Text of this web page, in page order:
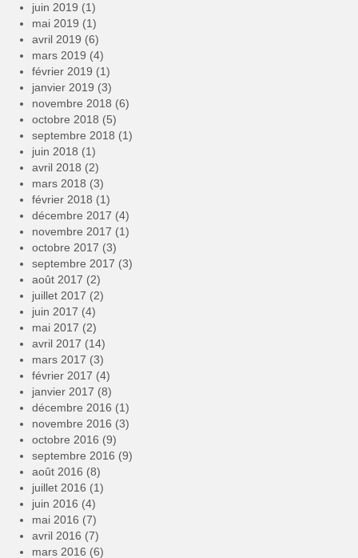
juin 2019 (1)
mai 2019 (1)
avril 2019 (6)
mars 2019 (4)
février 2019 (1)
janvier 2019 (3)
novembre 2018 (6)
octobre 2018 (5)
septembre 2018 (1)
juin 2018 (1)
avril 2018 (2)
mars 2018 (3)
février 2018 (1)
décembre 2017 (4)
novembre 2017 (1)
octobre 2017 (3)
septembre 2017 (3)
août 2017 (2)
juillet 2017 (2)
juin 2017 (4)
mai 2017 (2)
avril 2017 (14)
mars 2017 (3)
février 2017 (4)
janvier 2017 (8)
décembre 2016 (1)
novembre 2016 (3)
octobre 2016 (9)
septembre 2016 (9)
août 2016 (8)
juillet 2016 (1)
juin 2016 (4)
mai 2016 (7)
avril 2016 (7)
mars 2016 (6)